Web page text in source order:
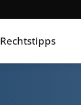
Rechtstipps